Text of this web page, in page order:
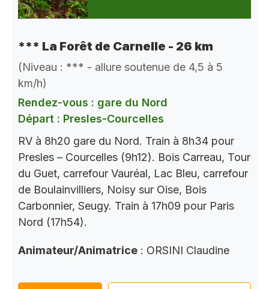
*** La Forêt de Carnelle - 26 km
(Niveau : *** - allure soutenue de 4,5 à 5
km/h)
Rendez-vous : gare du Nord
Départ : Presles-Courcelles
RV à 8h20 gare du Nord. Train à 8h34 pour
Presles – Courcelles (9h12). Bois Carreau, Tour
du Guet, carrefour Vauréal, Lac Bleu, carrefour
de Boulainvilliers, Noisy sur Oise, Bois
Carbonnier, Seugy. Train à 17h09 pour Paris
Nord (17h54).
Animateur/Animatrice : ORSINI Claudine